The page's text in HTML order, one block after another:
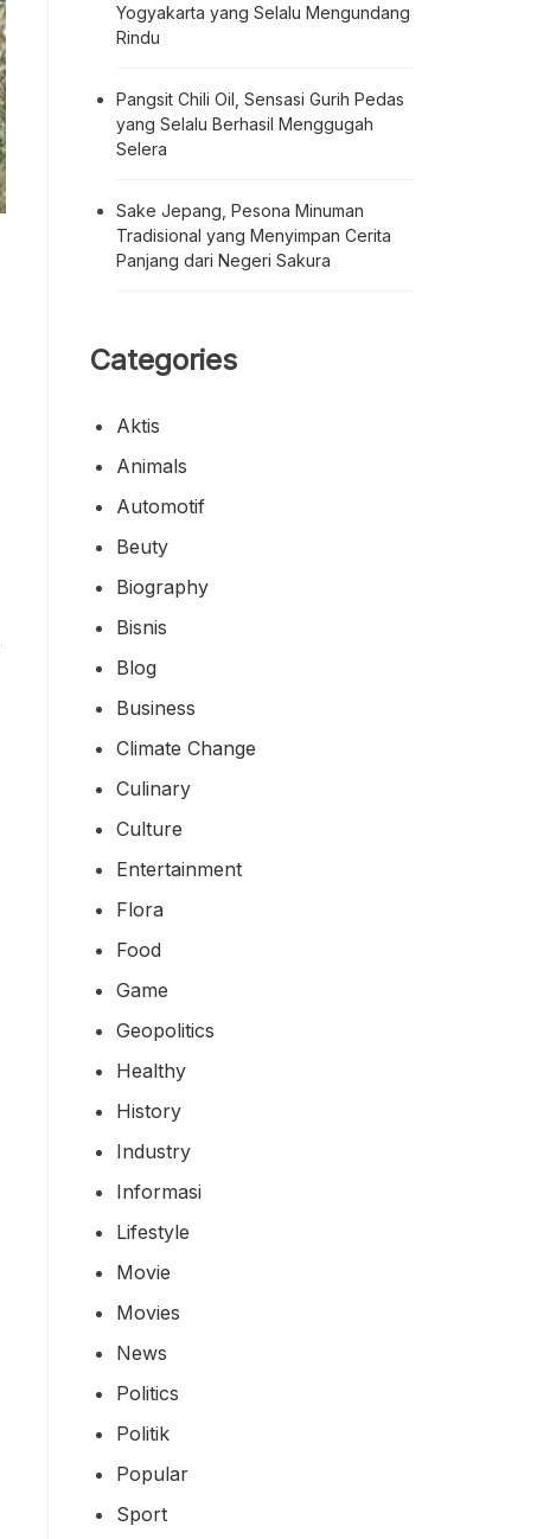
Yogyakarta yang Selalu Mengundang
Rindu
Pangsit Chili Oil, Sensasi Gurih Pedas
yang Selalu Berhasil Menggugah
Selera
Sake Jepang, Pesona Minuman
Tradisional yang Menyimpan Cerita
Panjang dari Negeri Sakura
Categories
Aktis
Animals
Automotif
Beuty
Biography
Bisnis
Blog
Business
Climate Change
Culinary
Culture
Entertainment
Flora
Food
Game
Geopolitics
Healthy
History
Industry
Informasi
Lifestyle
Movie
Movies
News
Politics
Politik
Popular
Sport